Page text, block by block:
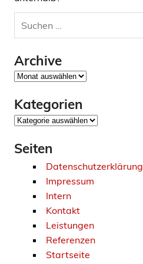
Archive
Archive
Kategorien
Kategorien
Seiten
Datenschutzerklärung
Impressum
Intern
Kontakt
Leistungen
Referenzen
Startseite